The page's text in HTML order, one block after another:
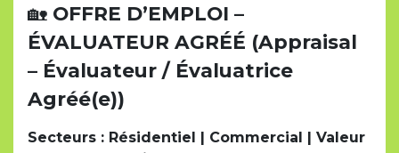
🏡 OFFRE D’EMPLOI –
ÉVALUATEUR AGRÉÉ (Appraisal
– Évaluateur / Évaluatrice
Agréé(e))
Secteurs : Résidentiel | Commercial | Valeur